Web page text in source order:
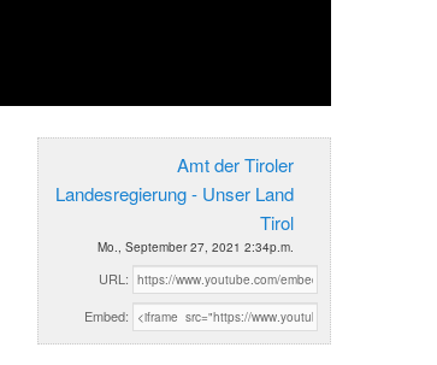
Amt der Tiroler
Landesregierung - Unser Land
Tirol
Mo., September 27, 2021 2:34p.m.
URL:
Embed: